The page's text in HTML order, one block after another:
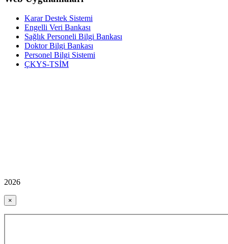
Karar Destek Sistemi
Engelli Veri Bankası
Sağlık Personeli Bilgi Bankası
Doktor Bilgi Bankası
Personel Bilgi Sistemi
ÇKYS-TSİM
2026
×